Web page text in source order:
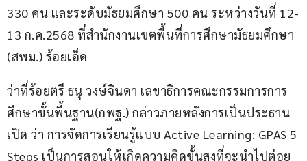
330 คน และระดับมัธยมศึกษา 500 คน ระหว่างวันที่ 12-
13 ก.ค.2568 ที่สำนักงานเขตพื้นที่การศึกษามัธยมศึกษา
(สพม.) ร้อยเอ็ด
ว่าที่ร้อยตรี ธนุ วงษ์จินดา เลขาธิการคณะกรรมการการ
ศึกษาขั้นพื้นฐาน(กพฐ.) กล่าวภายหลังการเป็นประธาน
เปิด ว่า การจัดการเรียนรู้แบบ Active Learning: GPAS 5
Steps เป็นการสอนให้เกิดความคิดขั้นสูงที่จะนำไปต่อย